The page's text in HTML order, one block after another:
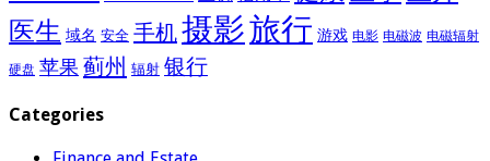
医生 域名 安全 手机摄影旅行 游戏 电影 电磁波 电磁辐射
硬盘 苹果 蓟州 辐射 银行
Categories